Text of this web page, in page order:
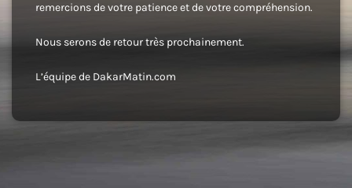
remercions de votre patience et de votre compréhension.
Nous serons de retour très prochainement.
L’équipe de DakarMatin.com